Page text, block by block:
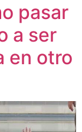
pasar
a ser
en otro